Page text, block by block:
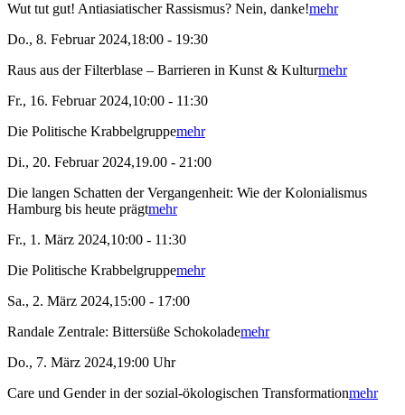
Wut tut gut! Antiasiatischer Rassismus? Nein, danke!mehr
Do., 8. Februar 2024,18:00 - 19:30
Raus aus der Filterblase – Barrieren in Kunst & Kulturmehr
Fr., 16. Februar 2024,10:00 - 11:30
Die Politische Krabbelgruppemehr
Di., 20. Februar 2024,19.00 - 21:00
Die langen Schatten der Vergangenheit: Wie der Kolonialismus
Hamburg bis heute prägtmehr
Fr., 1. März 2024,10:00 - 11:30
Die Politische Krabbelgruppemehr
Sa., 2. März 2024,15:00 - 17:00
Randale Zentrale: Bittersüße Schokolademehr
Do., 7. März 2024,19:00 Uhr
Care und Gender in der sozial-ökologischen Transformationmehr